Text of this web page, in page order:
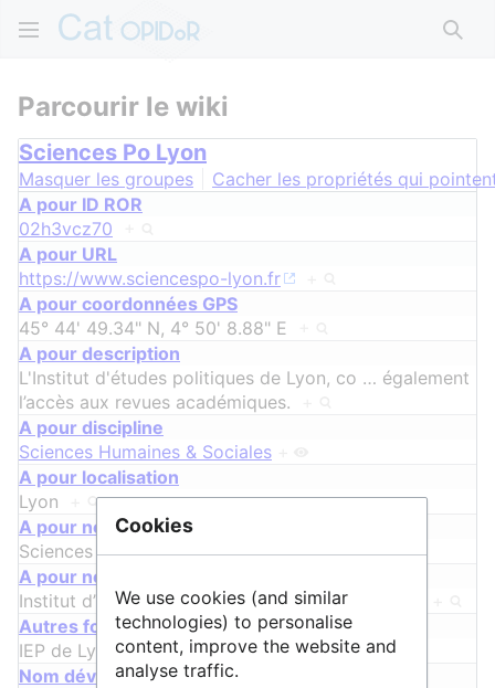
Parcourir le wiki
Sciences Po Lyon
Masquer les groupes
Cacher les propriétés qui
A pour ID ROR
02h3vcz70
A pour URL
https://www.sciencespo-lyon.fr
A pour coordonnées GPS
45° 44' 49.34" N, 4° 50' 8.88" E
A pour description
L'Institut d'études politiques de Lyon, co … également
l’accès aux revues académiques.
A pour discipline
Sciences Humaines & Sociales
A pour localisation
Lyon
A pour nom
Sciences Po Lyon+
A pour nom alternatif
Institut d’Études Politiques de Lyon, IEP de Lyon
Autres formes du nom ᵖ
IEP de Lyon+
Nom développé ᵖ
Cookies
We use cookies (and similar
technologies) to personalise
content, improve the website and
analyse traffic.